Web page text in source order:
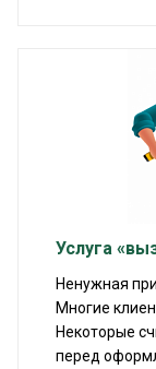
Услуга
Ненужная
Многие
Некоторые
перед